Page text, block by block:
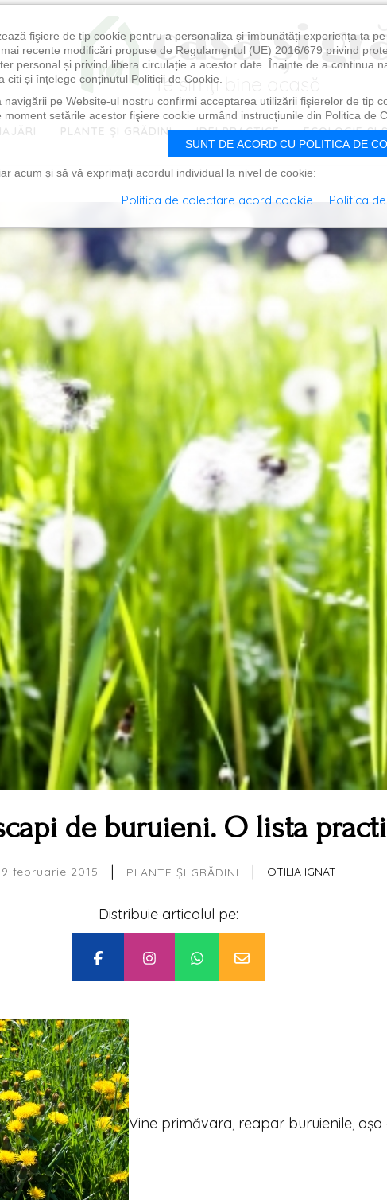
PLANTE ȘI GRĂDINI IDEI PRACTICE ECOLOGIE ȘI
de buruieni. O lista
9 februarie 2015 | PLANTE ȘI GRĂDINI | OTILIA IGNAT
Distribuie articolul pe:
Vine primăvara, reapar buruienile,
fişiere de tip cookie pentru a personaliza și îmbunătăți experiența ta
recente modificări propuse de Regulamentul (UE) 2016/679 privind
personal și privind libera circulație a acestor date. Înainte de a continua
citi și înțelege conținutul Politicii de Cookie.
navigării pe Website-ul nostru confirmi acceptarea utilizării fişierelor de tip
moment setările acestor fişiere cookie urmând instrucțiunile din Politica de
SUNT DE ACORD CU POLITICA DE
acum și să vă exprimați acordul individual la nivel de cookie:
Politica de colectare acord cookie Politica